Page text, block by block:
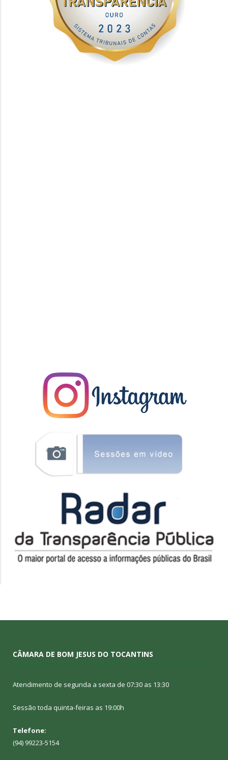
CÂMARA DE BOM JESUS DO TOCANTINS
Atendimento de segunda a sexta de 07:30 as 13:30
Sessão toda quinta-feiras as 19:00h
Telefone:
(94) 99223-5154